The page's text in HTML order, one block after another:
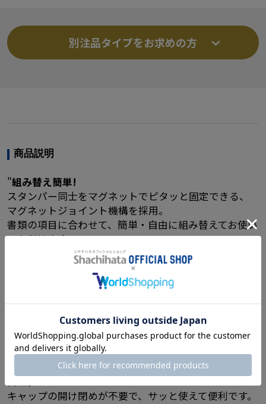
別注品タイプをお求めの方
商品説明
"組み替え簡単!
スタンパー同士をマグネットでピタッと固定できる、
マグネットジョイント機構を採用。
書類の項目に合わせて、簡単・自由に組み替えてお使い
いただけます。
住所や電話番号、部署名、担当者名の変更があった場
合には、必要な一行だけを作り替えできます。
こちらはお好きなレイアウト・フォントで作成いただ
印面キャップを使わず自立可能!
普段は印面が浮いていて、押すときだけ下がる自立式ス
ライド機構を採用しました。
狙った場所にピッタリ押せて、使わないときもそのまま
キャップの開け閉めが不要で、サッと使えて便利です。